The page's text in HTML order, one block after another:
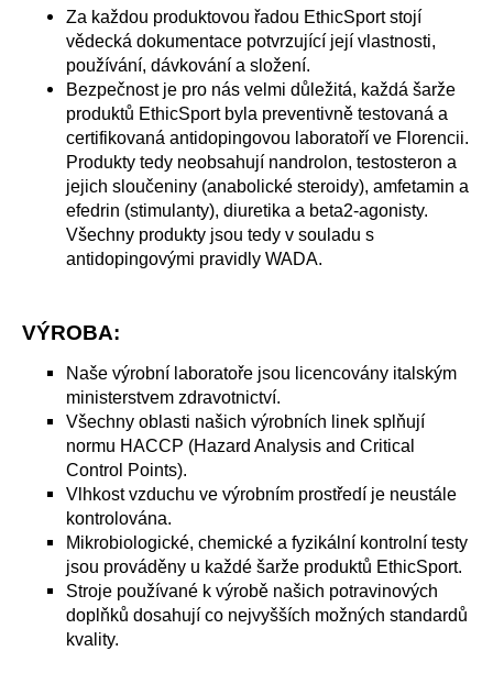
Za každou produktovou řadou EthicSport stojí
vědecká dokumentace potvrzující její vlastnosti,
používání, dávkování a složení.
Bezpečnost je pro nás velmi důležitá, každá šarže
produktů EthicSport byla preventivně testovaná a
certifikovaná antidopingovou laboratoří ve Florencii.
Produkty tedy neobsahují nandrolon, testosteron a
jejich sloučeniny (anabolické steroidy), amfetamin a
efedrin (stimulanty), diuretika a beta2-agonisty.
Všechny produkty jsou tedy v souladu s
antidopingovými pravidly WADA.
VÝROBA:
Naše výrobní laboratoře jsou licencovány italským
ministerstvem zdravotnictví.
Všechny oblasti našich výrobních linek splňují
normu HACCP (Hazard Analysis and Critical
Control Points).
Vlhkost vzduchu ve výrobním prostředí je neustále
kontrolována.
Mikrobiologické, chemické a fyzikální kontrolní testy
jsou prováděny u každé šarže produktů EthicSport.
Stroje používané k výrobě našich potravinových
doplňků dosahují co nejvyšších možných standardů
kvality.